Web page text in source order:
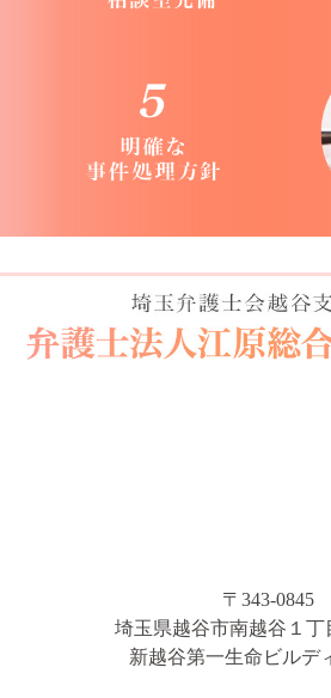
〒343-0845
埼玉県越谷市南越谷１丁
新越谷第一生命ビルデ